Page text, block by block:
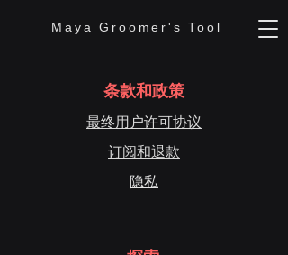
Maya Groomer's Tool
条款和政策
最终用户许可协议
订阅和退款
隐私